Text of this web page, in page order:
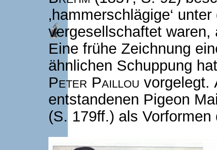
‚hammerschlägige‘
vergesellschaftet
Eine frühe Zeichnung
ähnlichen Schuppung
Peter Paillou vorgelegt.
entstandenen Pigeon
(S. 179ff.) als